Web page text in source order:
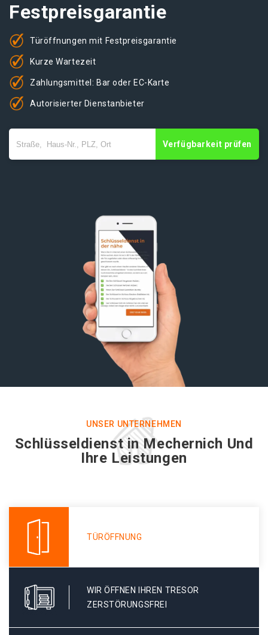
Festpreisgarantie
Türöffnungen mit Festpreisgarantie
Kurze Wartezeit
Zahlungsmittel: Bar oder EC-Karte
Autorisierter Dienstanbieter
Verfügbarkeit prüfen
UNSER UNTERNEHMEN
Schlüsseldienst in Mechernich Und
Ihre Leistungen
TÜRÖFFNUNG
WIR ÖFFNEN IHREN TRESOR
ZERSTÖRUNGSFREI